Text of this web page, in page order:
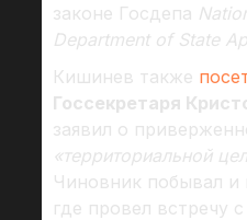
законе Госдепа
Department of State
Кишинев также
Госсекретаря
заявил о
«территориальной
Чиновник побывал и
где провел встречу